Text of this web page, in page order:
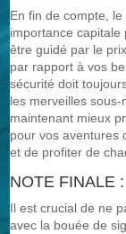
En fin de compte,
importance
être guidé par le
par rapport à vos
sécurité doit
les merveilles
maintenant mieux
pour vos aventures
et de profiter de
NOTE FINALE :
Il est crucial de ne
avec la bouée de